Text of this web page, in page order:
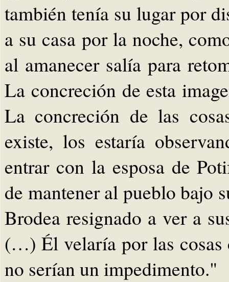
también tenía su lugar por
a su casa por la noche,
al amanecer salía para
La concreción de esta
La concreción de las
existe, los estaría
entrar con la esposa de
de mantener al pueblo bajo
Brodea resignado a ver a
(…) Él velaría por las cosas
no serían un impedimento."